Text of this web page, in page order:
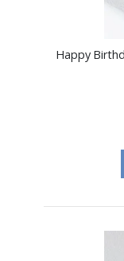
Happy